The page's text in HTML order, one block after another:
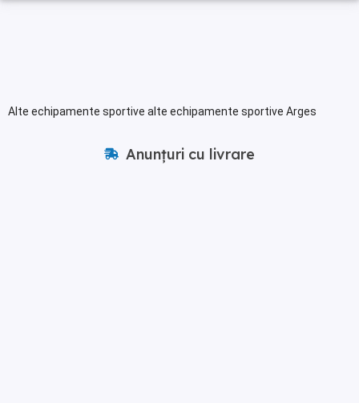
Alte echipamente sportive alte echipamente sportive Arges
Anunțuri cu livrare